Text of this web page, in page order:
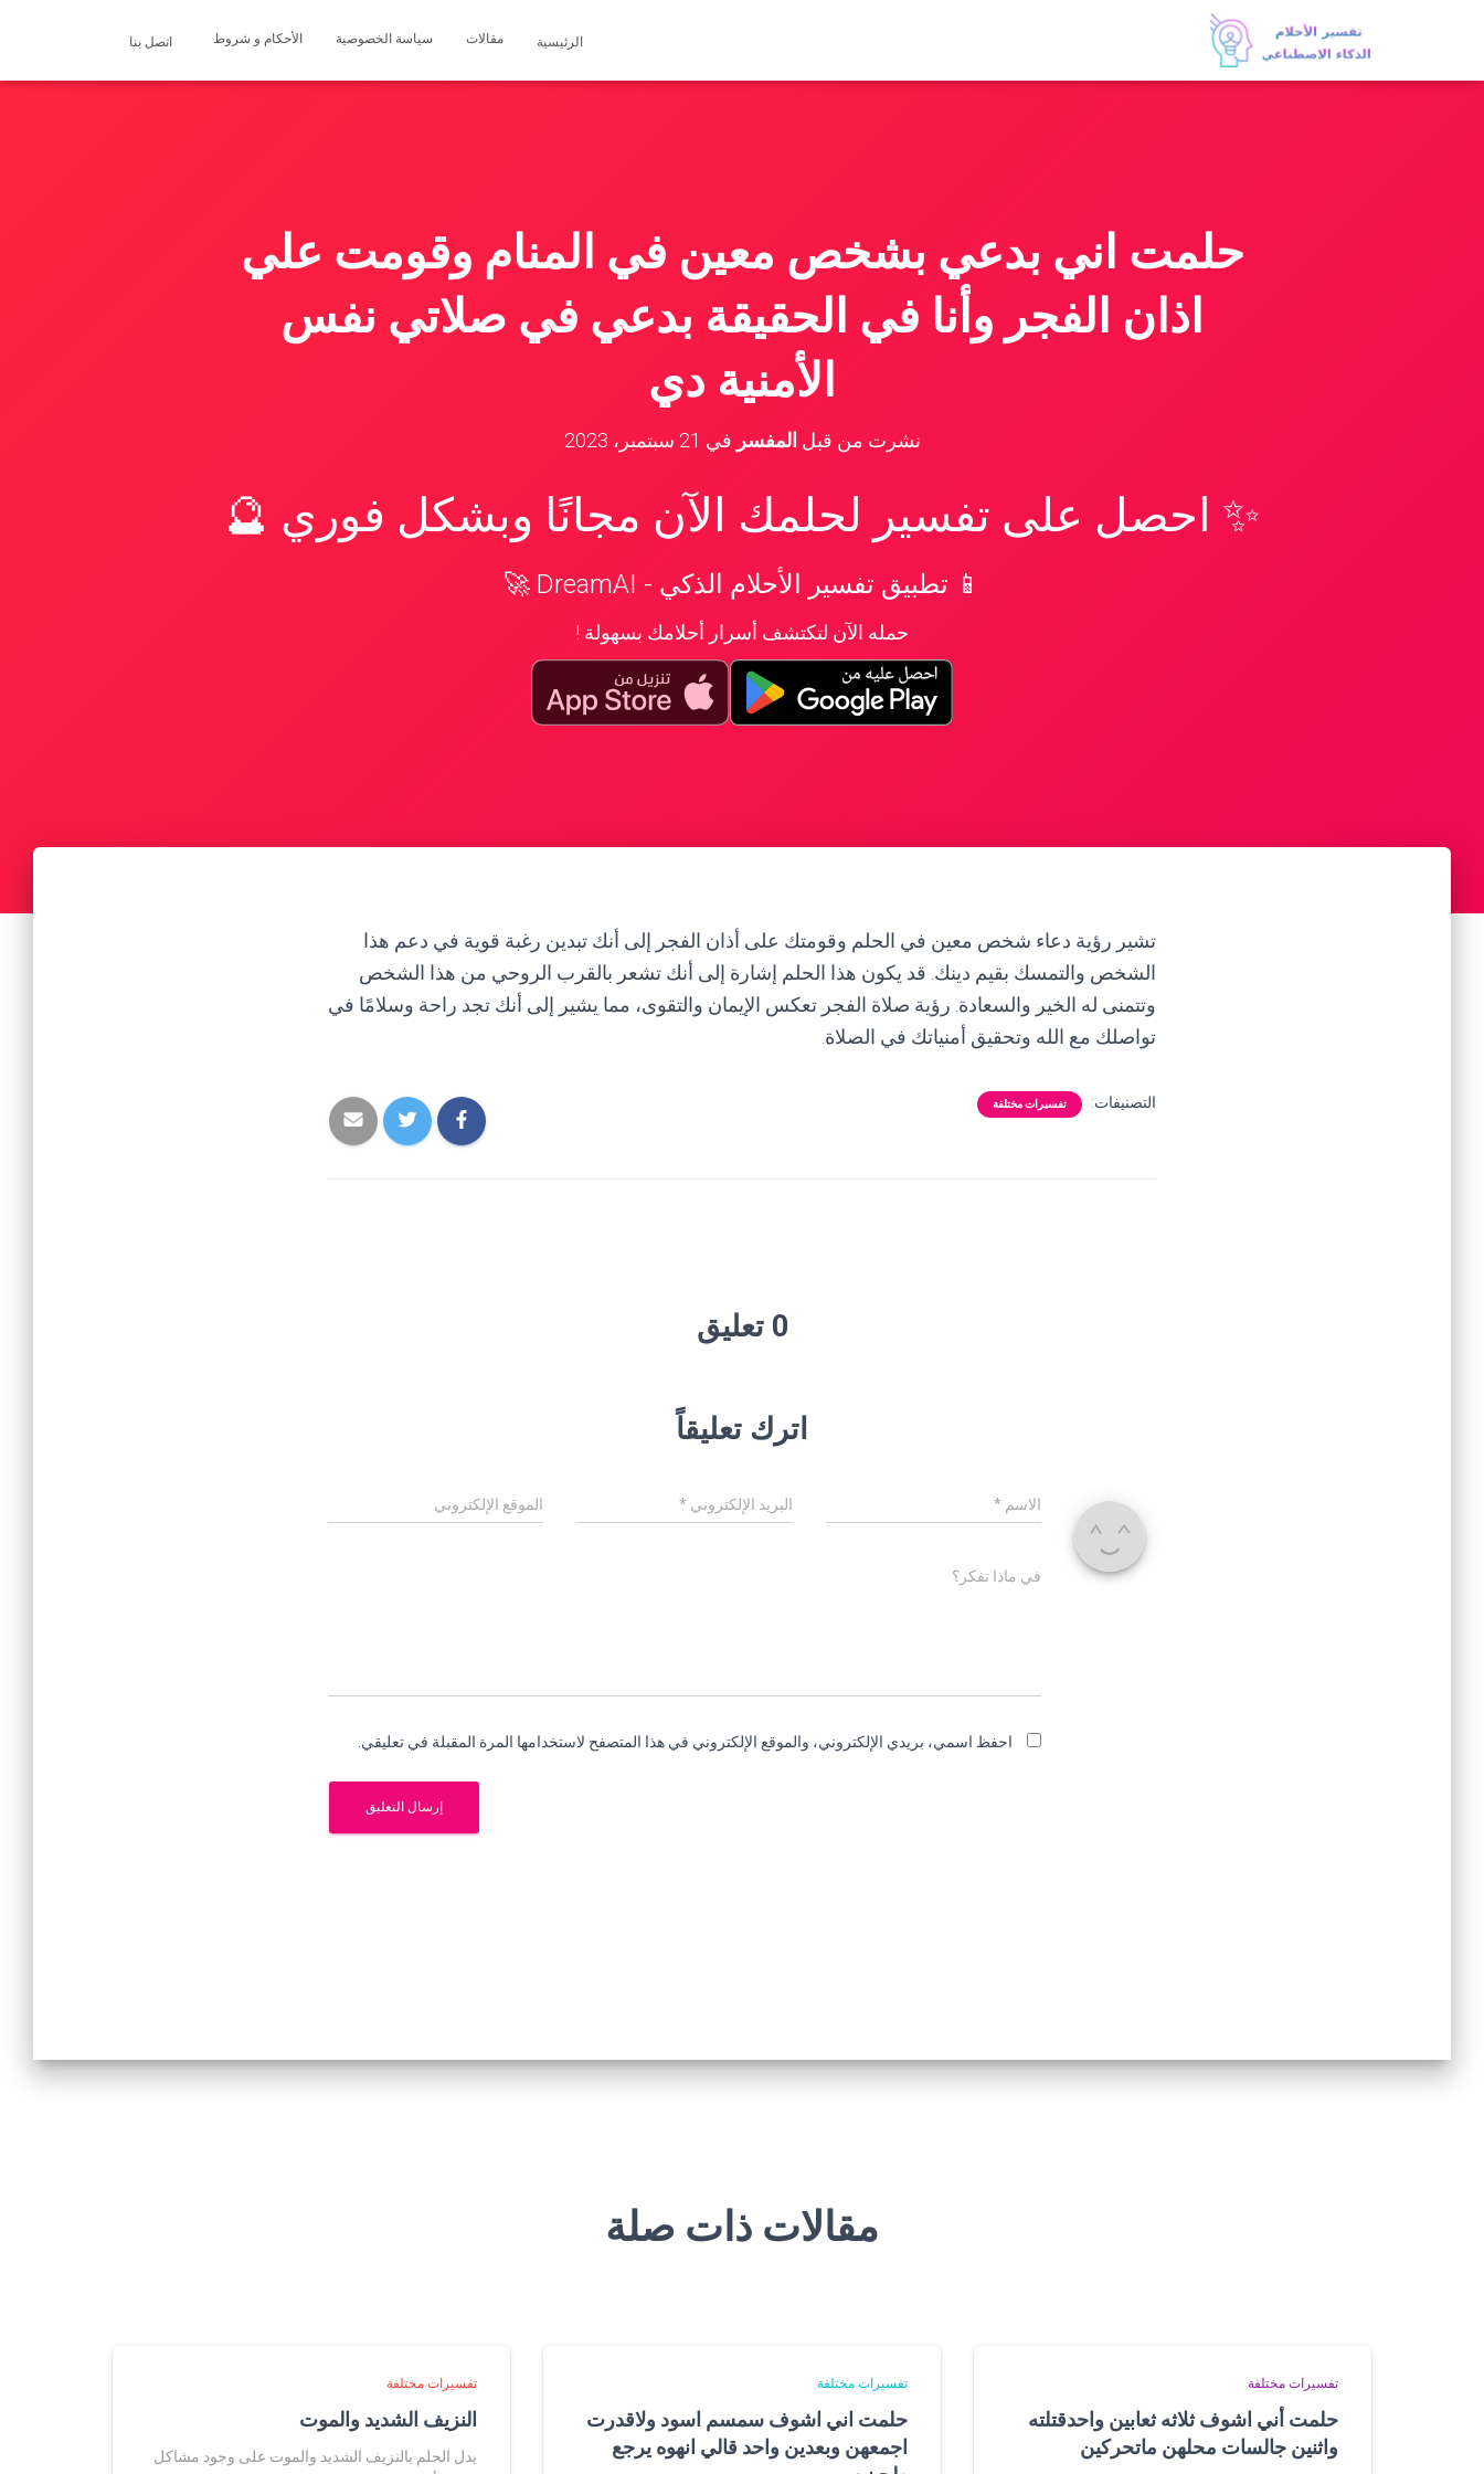
الرئيسية مقالات سياسة الخصوصية الأحكام و شروط اتصل بنا
حلمت اني بدعي بشخص معين في المنام وقومت علي
اذان الفجر وأنا في الحقيقة بدعي في صلاتي نفس
الأمنية دي
نشرت من قبل المفسر في 21 سبتمبر، 2023
✨ احصل على تفسير لحلمك الآن مجانًا وبشكل فوري 🔮
📱 تطبيق تفسير الأحلام الذكي - DreamAI 🚀
حمله الآن لتكتشف أسرار أحلامك بسهولة !
تشير رؤية دعاء شخص معين في الحلم وقومتك على أذان الفجر إلى أنك تبدين رغبة قوية في دعم هذا
الشخص والتمسك بقيم دينك. قد يكون هذا الحلم إشارة إلى أنك تشعر بالقرب الروحي من هذا الشخص
وتتمنى له الخير والسعادة. رؤية صلاة الفجر تعكس الإيمان والتقوى، مما يشير إلى أنك تجد راحة وسلامًا في
تواصلك مع الله وتحقيق أمنياتك في الصلاة.
التصنيفات: تفسيرات مختلفة
0 تعليق
اترك تعليقاً
الاسم * البريد الإلكتروني * الموقع الإلكتروني
في ماذا تفكر؟
احفظ اسمي، بريدي الإلكتروني، والموقع الإلكتروني في هذا المتصفح لاستخدامها المرة المقبلة في تعليقي.
مقالات ذات صلة
تفسيرات مختلفة
حلمت أني اشوف ثلاثه ثعابين واحدقتلته
واثنين جالسات محلهن ماتحركين
تفسيرات مختلفة
حلمت اني اشوف سمسم اسود ولاقدرت
اجمعهن وبعدين واحد قالي انهوه يرجع
تفسيرات مختلفة
النزيف الشديد والموت
يدل الحلم بالنزيف الشديد والموت على وجود مشاكل